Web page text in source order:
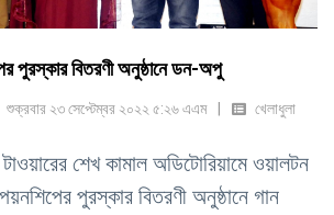
পুরস্কার বিতরণী অনুষ্ঠানে ডন-অপু
শুক্রবার ২৩ সেপ্টেম্বর ২০২২ ৫:২৬ এএম খেলাধুলা
শেখ কামাল অডিটোরিয়ামে ওয়ালটন
পুরস্কার বিতরণী অনুষ্ঠানে গান